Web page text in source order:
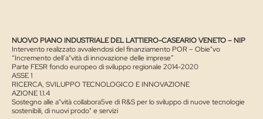
NUOVO PIANO INDUSTRIALE DEL LATTIERO-CASEARIO VENETO – NIP
Intervento realizzato avvalendosi del finanziamento POR – Obie"vo
“Incremento dell’a"vità di innovazione delle imprese”
Parte FESR fondo europeo di sviluppo regionale 2014-2020
ASSE 1
RICERCA, SVILUPPO TECNOLOGICO E INNOVAZIONE
AZIONE 1.1.4
Sostegno alle a"vità collabora5ve di R&S per lo sviluppo di nuove tecnologie
sostenibili, di nuovi prodo" e servizi